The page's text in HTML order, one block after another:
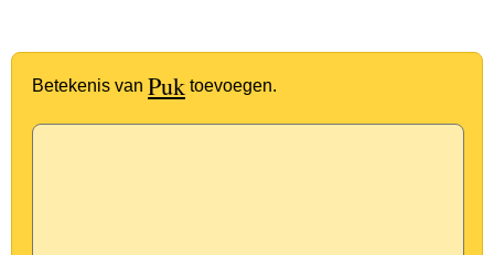
Betekenis van Puk toevoegen.